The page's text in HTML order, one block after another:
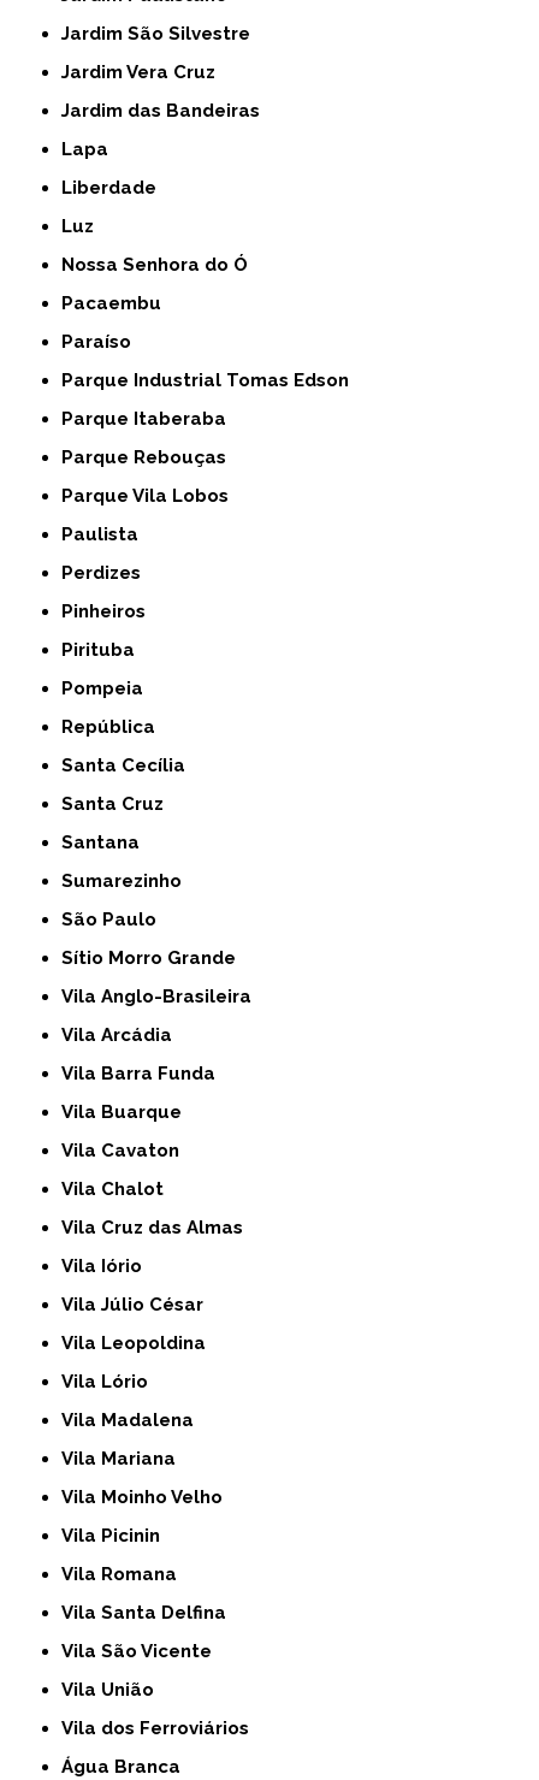
Jardim São Silvestre
Jardim Vera Cruz
Jardim das Bandeiras
Lapa
Liberdade
Luz
Nossa Senhora do Ó
Pacaembu
Paraíso
Parque Industrial Tomas Edson
Parque Itaberaba
Parque Rebouças
Parque Vila Lobos
Paulista
Perdizes
Pinheiros
Pirituba
Pompeia
República
Santa Cecília
Santa Cruz
Santana
Sumarezinho
São Paulo
Sítio Morro Grande
Vila Anglo-Brasileira
Vila Arcádia
Vila Barra Funda
Vila Buarque
Vila Cavaton
Vila Chalot
Vila Cruz das Almas
Vila Iório
Vila Júlio César
Vila Leopoldina
Vila Lório
Vila Madalena
Vila Mariana
Vila Moinho Velho
Vila Picinin
Vila Romana
Vila Santa Delfina
Vila São Vicente
Vila União
Vila dos Ferroviários
Água Branca